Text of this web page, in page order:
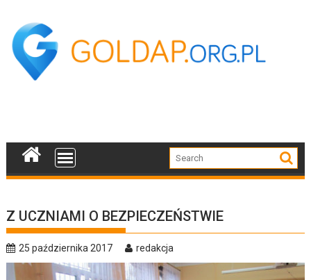
content
Z UCZNIAMI O BEZPIECZEŃSTWIE
25 października 2017 redakcja